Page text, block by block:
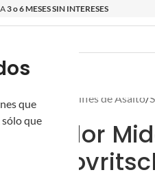
que
que
3 o 6 MESES SIN INTERESES
Rifles de Asalto/
para